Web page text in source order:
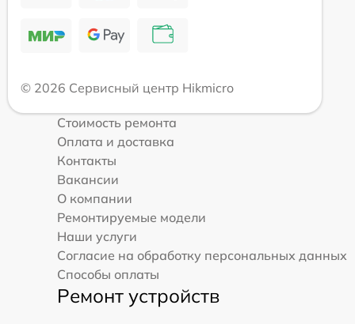
© 2026 Сервисный центр Hikmicro
Стоимость ремонта
Оплата и доставка
Контакты
Вакансии
О компании
Ремонтируемые модели
Наши услуги
Согласие на обработку персональных данных
Способы оплаты
Ремонт устройств